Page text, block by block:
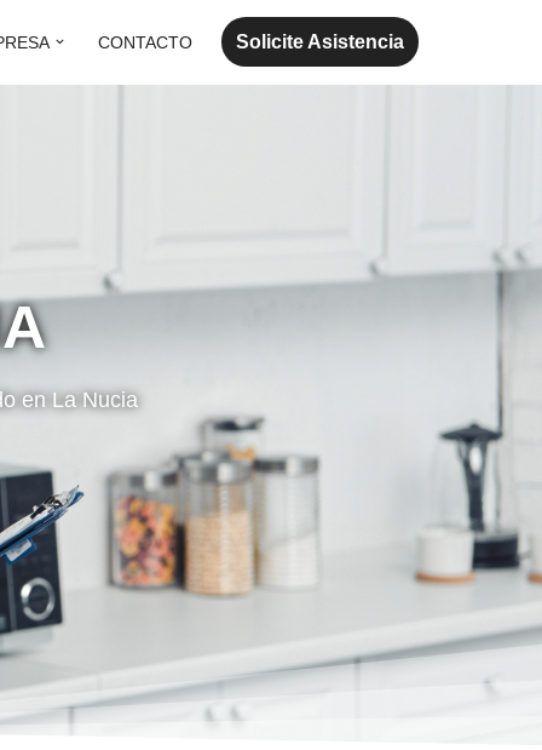
CONTACTO Solicite Asistencia
en La Nucia